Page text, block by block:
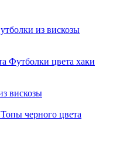
из вискозы
Футболки цвета хаки
вискозы
Топы черного цвета